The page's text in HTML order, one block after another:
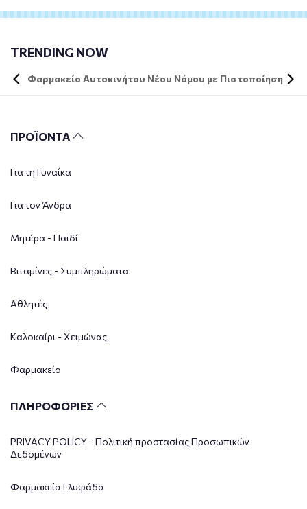
TRENDING NOW
Φαρμακείο Αυτοκινήτου Νέου Νόμου με Πιστοποίηση DIN
ΠΡΟΪΟΝΤΑ
Για τη Γυναίκα
Για τον Άνδρα
Μητέρα - Παιδί
Βιταμίνες - Συμπληρώματα
Αθλητές
Καλοκαίρι - Χειμώνας
Φαρμακείο
ΠΛΗΡΟΦΟΡΙΕΣ
PRIVACY POLICY - Πολιτική προστασίας Προσωπικών
Δεδομένων
Φαρμακεία Γλυφάδα